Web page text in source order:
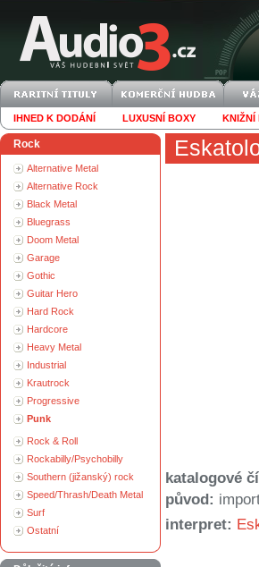
IHNED K DODÁNÍ LUXUSNÍ BOXY KNIŽNÍ
Rock
Alternative Metal
Alternative Rock
Black Metal
Bluegrass
Doom Metal
Garage
Gothic
Guitar Hero
Hard Rock
Hardcore
Heavy Metal
Industrial
Krautrock
Progressive
Punk
Rock & Roll
Rockabilly/Psychobilly
Southern (jižanský) rock
Speed/Thrash/Death Metal
Surf
Ostatní
katalogové
původ:
interpret: